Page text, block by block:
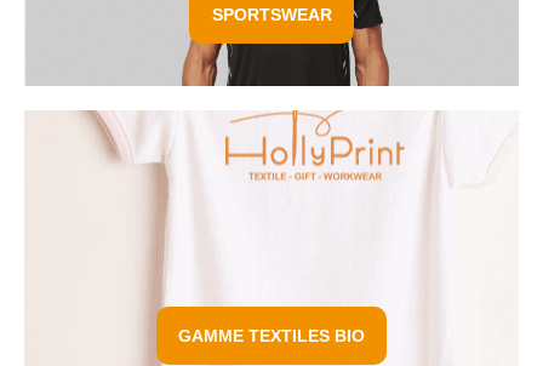
SPORTSWEAR
GAMME TEXTILES BIO